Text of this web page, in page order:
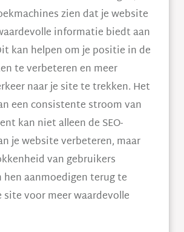
zien dat je website
informatie biedt aan
kan helpen om je positie in de
te verbeteren en meer
naar je site te trekken. Het
een consistente stroom van
kan niet alleen de SEO-
je website verbeteren, maar
van gebruikers
aanmoedigen terug te
site voor meer waardevolle